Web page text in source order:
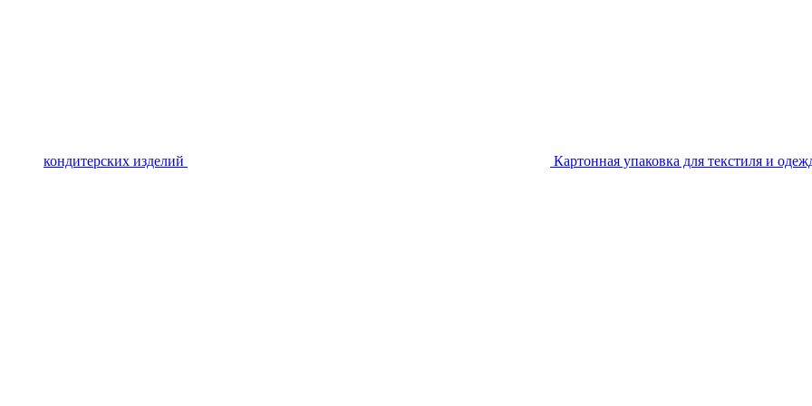
кондитерских изделий Картонная упаковка для текстиля и